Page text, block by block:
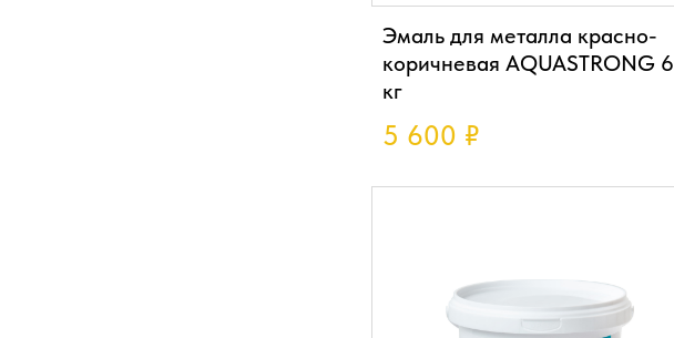
Эмаль для металла красно-
коричневая AQUASTRONG 6
кг
5 600 ₽